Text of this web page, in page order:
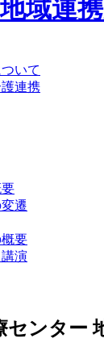
いて
連携
遷
要
演